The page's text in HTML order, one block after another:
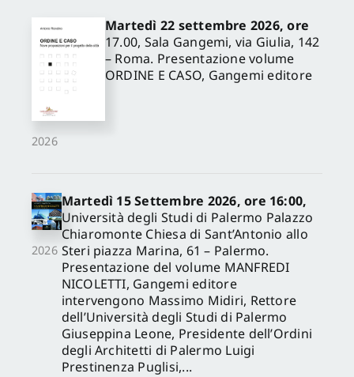
2026
Martedì 22 settembre 2026, ore
17.00, Sala Gangemi, via Giulia, 142
– Roma. Presentazione volume
ORDINE E CASO, Gangemi editore
2026
Martedì 15 Settembre 2026, ore 16:00,
Università degli Studi di Palermo Palazzo
Chiaromonte Chiesa di Sant’Antonio allo
Steri piazza Marina, 61 – Palermo.
Presentazione del volume MANFREDI
NICOLETTI, Gangemi editore
intervengono Massimo Midiri, Rettore
dell’Università degli Studi di Palermo
Giuseppina Leone, Presidente dell’Ordini
degli Architetti di Palermo Luigi
Prestinenza Puglisi,...